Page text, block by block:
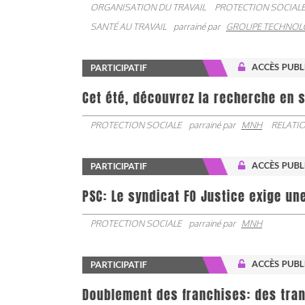
ORGANISATION DU TRAVAIL PROTECTION SOCIALE
SANTÉ AU TRAVAIL
parrainé par GROUPE
PARTICIPATIF ACCÈS
Cet été, découvrez la recherche en
PROTECTION SOCIALE parrainé par MNH
PARTICIPATIF ACCÈS
PSC: Le syndicat FO Justice exige
PROTECTION SOCIALE parrainé par MNH
PARTICIPATIF ACCÈS
Doublement des franchises: des